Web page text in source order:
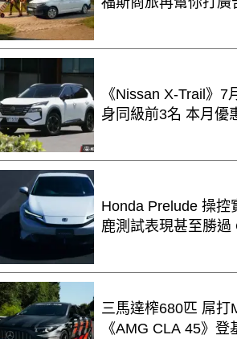
《Nissan X-Trail》
身同級前3名 本月優
Honda Prelude 操
鹿測試表現甚至勝過
三馬達榨680匹 屌打
《AMG CLA 45》